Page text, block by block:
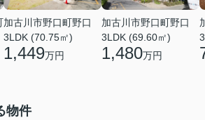
加古川市野口町野口
3LDK (70.75㎡)
1,449万円
加古川市野口町野口
3LDK (69.60㎡)
1,480万円
物件